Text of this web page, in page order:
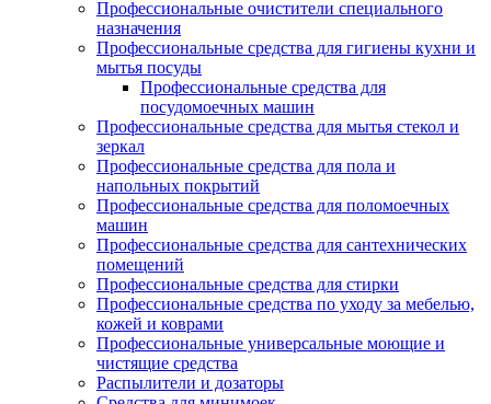
Профессиональные очистители специального
назначения
Профессиональные средства для гигиены кухни и
мытья посуды
Профессиональные средства для
посудомоечных машин
Профессиональные средства для мытья стекол и
зеркал
Профессиональные средства для пола и
напольных покрытий
Профессиональные средства для поломоечных
машин
Профессиональные средства для сантехнических
помещений
Профессиональные средства для стирки
Профессиональные средства по уходу за мебелью,
кожей и коврами
Профессиональные универсальные моющие и
чистящие средства
Распылители и дозаторы